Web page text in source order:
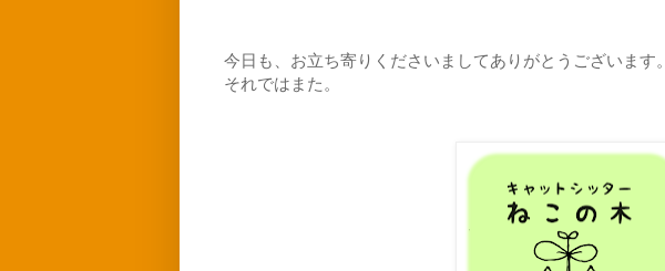
今日も、お立ち寄りくださいましてありがとうございます。
それではまた。